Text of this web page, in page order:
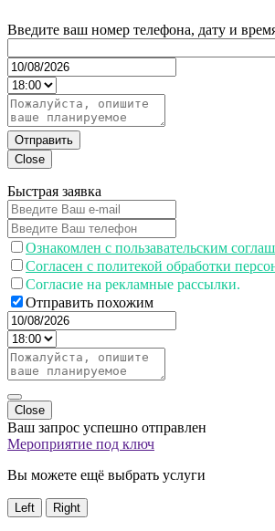
Введите ваш номер телефона, дату и
Отправить
Close
Быстрая заявка
Ознакомлен с пользавательским
Согласен с политекой обработки
Согласие на рекламные рассылки.
Отправить похожим
Close
Ваш запрос успешно отправлен
Мероприятие под ключ
Вы можете ещё выбрать услуги
Left Right